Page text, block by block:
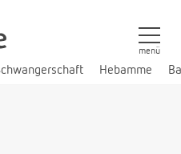
Hebamme
menü